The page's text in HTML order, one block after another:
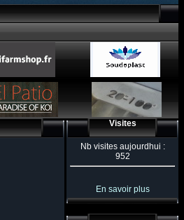
Visites
Nb visites aujourdhui :
952
En savoir plus